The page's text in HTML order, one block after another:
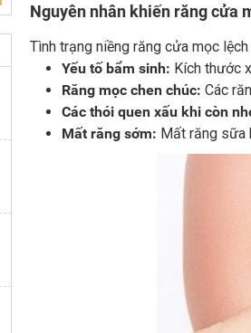
Nguyên nhân khiến răng cửa
Tình trạng niềng răng cửa mọc
Yếu tố bẩm sinh: Kích thước
Răng mọc chen chúc: Các
Các thói quen xấu khi còn
Mất răng sớm: Mất răng sữa